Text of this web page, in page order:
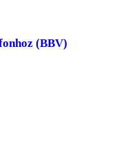
(BBV)